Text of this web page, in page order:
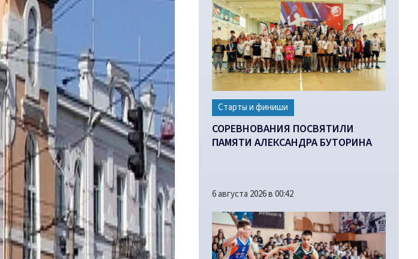
Старты и финиши
СОРЕВНОВАНИЯ ПОСВЯТИЛИ
ПАМЯТИ АЛЕКСАНДРА БУТОРИНА
6 августа 2026 в 00:42